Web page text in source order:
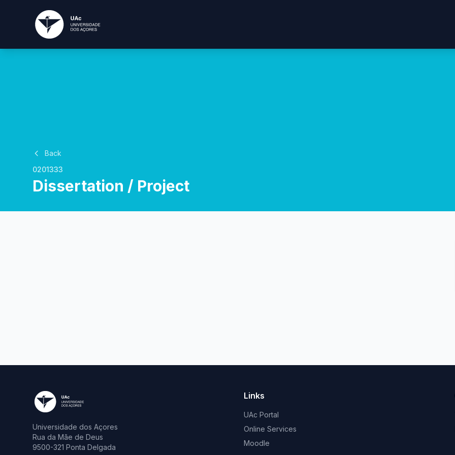
Back
0201333
Dissertation / Project
Universidade dos Açores
Rua da Mãe de Deus
9500-321 Ponta Delgada
Links
UAc Portal
Online Services
Moodle